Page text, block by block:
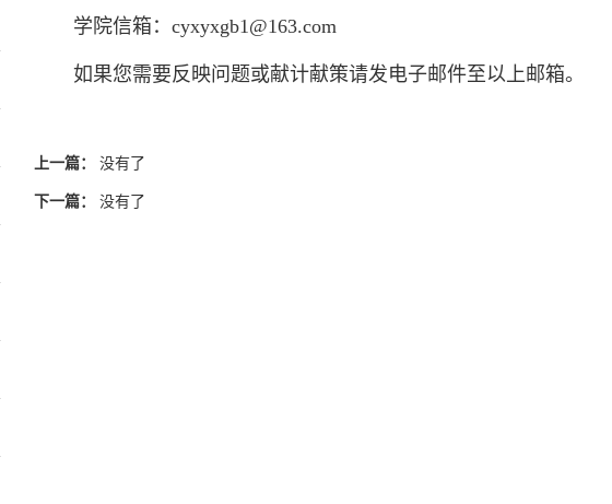
学院信箱：cyxyxgb1@163.com
如果您需要反映问题或献计献策请发电子邮件至以上邮箱。
上一篇： 没有了
下一篇： 没有了